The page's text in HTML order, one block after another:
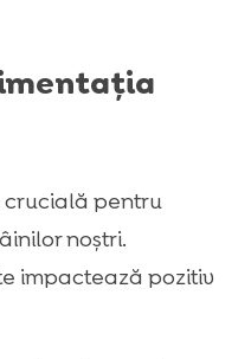
crucială pentru
noștri.
impactează pozitiv